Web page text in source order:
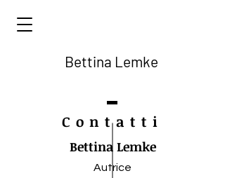
Bettina Lemke
Contatti
Bettina Lemke
Autrice